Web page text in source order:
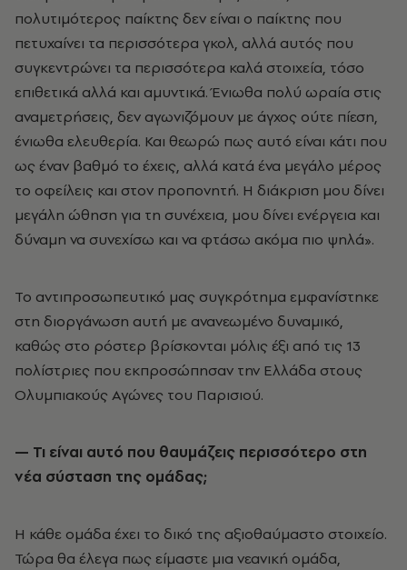
πολυτιμότερος παίκτης δεν είναι ο παίκτης που
πετυχαίνει τα περισσότερα γκολ, αλλά αυτός που
συγκεντρώνει τα περισσότερα καλά στοιχεία, τόσο
επιθετικά αλλά και αμυντικά. Ένιωθα πολύ ωραία στις
αναμετρήσεις, δεν αγωνιζόμουν με άγχος ούτε πίεση,
ένιωθα ελευθερία. Και θεωρώ πως αυτό είναι κάτι που
ως έναν βαθμό το έχεις, αλλά κατά ένα μεγάλο μέρος
το οφείλεις και στον προπονητή. Η διάκριση μου δίνει
μεγάλη ώθηση για τη συνέχεια, μου δίνει ενέργεια και
δύναμη να συνεχίσω και να φτάσω ακόμα πιο ψηλά».
Το αντιπροσωπευτικό μας συγκρότημα εμφανίστηκε
στη διοργάνωση αυτή με ανανεωμένο δυναμικό,
καθώς στο ρόστερ βρίσκονται μόλις έξι από τις 13
πολίστριες που εκπροσώπησαν την Ελλάδα στους
Ολυμπιακούς Αγώνες του Παρισιού.
— Τι είναι αυτό που θαυμάζεις περισσότερο στη
νέα σύσταση της ομάδας;
Η κάθε ομάδα έχει το δικό της αξιοθαύμαστο στοιχείο.
Τώρα θα έλεγα πως είμαστε μια νεανική ομάδα,